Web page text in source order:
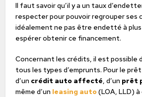
Il faut savoir qu’il y a un taux
respecter pour pouvoir regrouper ses
idéalement ne pas être endetté à
espérer obtenir ce financement.
Concernant les crédits, il est possible
tous les types d’emprunts. Pour le
d’un crédit auto affecté, d’un prêt
même d’un leasing auto(LOA, LLD)